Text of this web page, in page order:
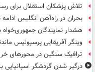
تلاش پزشکان استقلال برای
بحران در راه‌آهن انگلیس ادامه
هشدار نمایندگان جمهوری‌خواه
وینگر آفریقایی پرسپولیس
ترافیک سنگین در محورهای
درگیر شدن گردشگر